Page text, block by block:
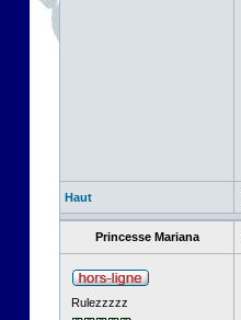
Haut
Princesse Mariana
Rulezzzzz